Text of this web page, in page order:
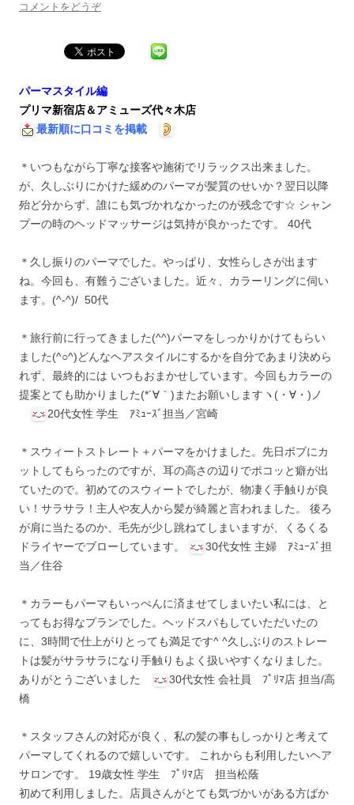
コメントをどうぞ
パーマスタイル編
プリマ新宿店＆アミューズ代々木店
最新順に口コミを掲載
＊いつもながら丁寧な接客や施術でリラックス出来ました。
が、久しぶりにかけた緩めのパーマが髪質のせいか？翌日以降
殆ど分からず、誰にも気づかれなかったのが残念です☆ シャン
プーの時のヘッドマッサージは気持が良かったです。 40代
＊久し振りのパーマでした。やっぱり、女性らしさが出ます
ね。今回も、有難うございました。近々、カラーリングに伺い
ます。(^-^)/ 50代
＊旅行前に行ってきました(^^)パーマをしっかりかけてもらい
ました(^○^)どんなヘアスタイルにするかを自分であまり決めら
れず、最終的には いつもおまかせしています。今回もカラーの
提案とても助かりました(*´∀｀)またお願いしますヽ(・∀・)ノ
20代女性 学生 ｱﾐｭｰｽﾞ担当／宮崎
＊スウィートストレート＋パーマをかけました。先日ボブにカ
ットしてもらったのですが、耳の高さの辺りでポコッと癖が出
ていたので。初めてのスウィートでしたが、物凄く手触りが良
い！サラサラ！主人や友人から髪が綺麗と言われました。 後ろ
が肩に当たるのか、毛先が少し跳ねてしまいますが、くるくる
ドライヤーでブローしています。
30代女性 主婦 ｱﾐｭｰｽﾞ担
当／住谷
＊カラーもパーマもいっぺんに済ませてしまいたい私には、と
ってもお得なプランでした。ヘッドスパもしていただいたの
に、3時間で仕上がりとっても満足です^ ^久しぶりのストレー
トは髪がサラサラになり手触りもよく扱いやすくなりました。
ありがとうございました
30代女性 会社員 ﾌﾟﾘﾏ店 担当/高
橋
＊スタッフさんの対応が良く、私の髪の事もしっかりと考えて
パーマしてくれるので嬉しいです。 これからも利用したいヘア
サロンです。 19歳女性 学生 ﾌﾟﾘﾏ店 担当松蔭
初めて利用しました。店員さんがとても気づかいがある方ばか